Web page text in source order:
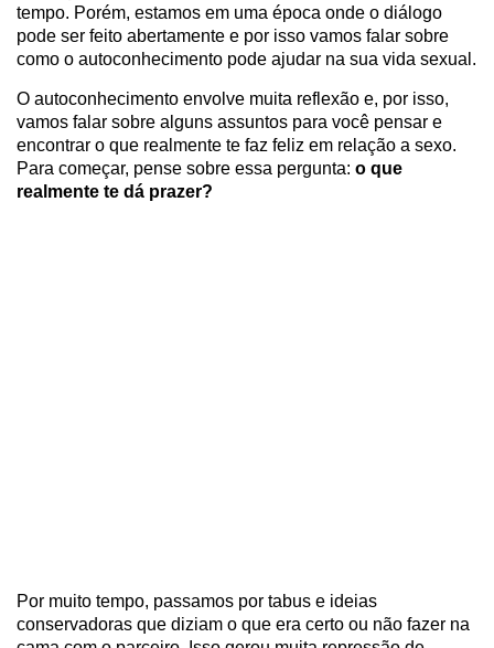
tempo. Porém, estamos em uma época onde o diálogo
pode ser feito abertamente e por isso vamos falar sobre
como o autoconhecimento pode ajudar na sua vida sexual.
O autoconhecimento envolve muita reflexão e, por isso,
vamos falar sobre alguns assuntos para você pensar e
encontrar o que realmente te faz feliz em relação a sexo.
Para começar, pense sobre essa pergunta: o que
realmente te dá prazer?
Por muito tempo, passamos por tabus e ideias
conservadoras que diziam o que era certo ou não fazer na